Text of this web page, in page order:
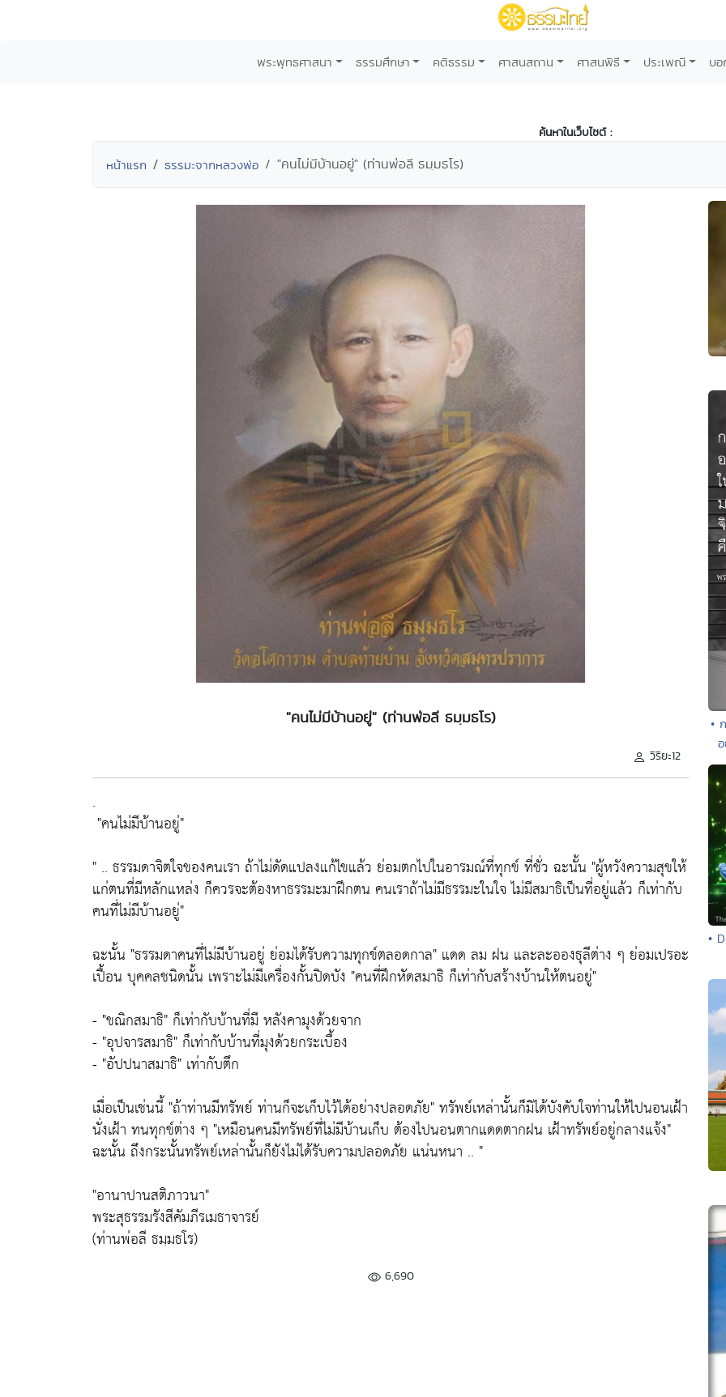
พระพุทธศาสนา ธรรมศึกษา คติธรรม ศาสนสถาน ศาสนพิธี ประเพณี บ
ค้นหาในเว็บไซต์ :
หน้าแรก ธรรมะจากหลวงพ่อ "คนไม่มีบ้านอยู่" (ท่านพ่อลี ธมฺมธโร)
"คนไม่มีบ้านอยู่" (ท่านพ่อลี ธมฺมธโร)
วิริยะ12
.
"คนไม่มีบ้านอยู่"
" .. ธรรมดาจิตใจของคนเรา ถ้าไม่ดัดแปลงแก้ไขแล้ว ย่อมตกไปในอารมณ์ที่ทุกข์ ที่ชั่ว ฉะนั้น "ผู้หวังความสุขให้
แก่ตนที่มีหลักแหล่ง ก็ควรจะต้องหาธรรมะมาฝึกตน คนเราถ้าไม่มีธรรมะในใจ ไม่มีสมาธิเป็นที่อยู่แล้ว ก็เท่ากับ
คนที่ไม่มีบ้านอยู่"
ฉะนั้น "ธรรมดาคนที่ไม่มีบ้านอยู่ ย่อมได้รับความทุกข์ตลอดกาล" แดด ลม ฝน และละอองธุลีต่าง ๆ ย่อมเปรอะ
เปื้อน บุคคลชนิดนั้น เพราะไม่มีเครื่องกั้นปิดบัง "คนที่ฝึกหัดสมาธิ ก็เท่ากับสร้างบ้านให้ตนอยู่"
- "ขณิกสมาธิ" ก็เท่ากับบ้านที่มี หลังคามุงด้วยจาก
- "อุปจารสมาธิ" ก็เท่ากับบ้านที่มุงด้วยกระเบื้อง
- "อัปปนาสมาธิ" เท่ากับตึก
เมื่อเป็นเช่นนี้ "ถ้าท่านมีทรัพย์ ท่านก็จะเก็บไว้ได้อย่างปลอดภัย"ทรัพย์เหล่านั้นก็มิได้บังคับใจท่านให้ไปนอนเฝ้า
นั่งเฝ้า ทนทุกข์ต่าง ๆ "เหมือนคนมีทรัพย์ที่ไม่มีบ้านเก็บ ต้องไปนอนตากแดดตากฝน เฝ้าทรัพย์อยู่กลางแจ้ง"
ฉะนั้น ถึงกระนั้นทรัพย์เหล่านั้นก็ยังไม่ได้รับความปลอดภัย แน่นหนา .. "
"อานาปานสติภาวนา"
พระสุธรรมรังสีคัมภีรเมธาจารย์
(ท่านพ่อลี ธมฺมธโร)
6,690
•
•